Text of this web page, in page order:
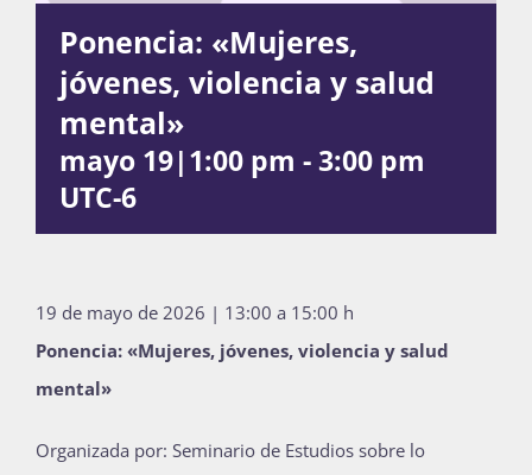
Súmate
Publicaciones
Ponencia: «Mujeres,
jóvenes, violencia y salud
mental»
mayo 19|1:00 pm -3:00 pm
UTC-6
19 de mayo de 2026 | 13:00 a 15:00 h
Ponencia: «Mujeres, jóvenes, violencia y salud
mental»
Organizada por: Seminario de Estudios sobre lo